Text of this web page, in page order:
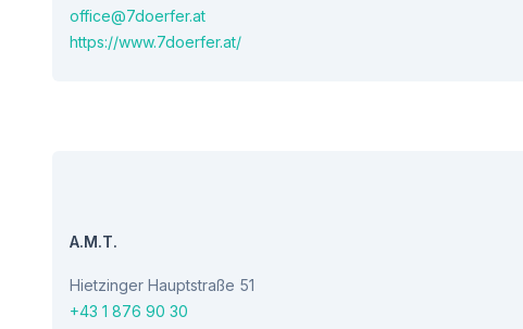
office@7doerfer.at
https://www.7doerfer.at/
A.M.T.
Hietzinger Hauptstraße 51
+43 1 876 90 30